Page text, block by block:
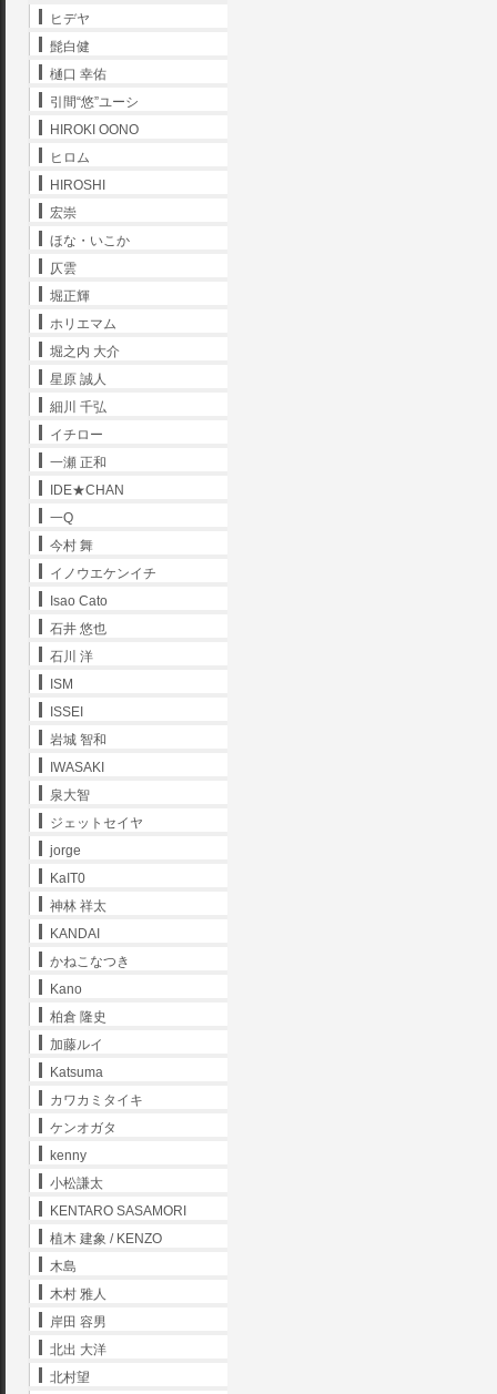
ヒデヤ
髭白健
樋口 幸佑
引間“悠”ユーシ
HIROKI OONO
ヒロム
HIROSHI
宏崇
ほな・いこか
仄雲
堀正輝
ホリエマム
堀之内 大介
星原 誠人
細川 千弘
イチロー
一瀬 正和
IDE★CHAN
一Q
今村 舞
イノウエケンイチ
Isao Cato
石井 悠也
石川 洋
ISM
ISSEI
岩城 智和
IWASAKI
泉大智
ジェットセイヤ
jorge
KaIT0
神林 祥太
KANDAI
かねこなつき
Kano
柏倉 隆史
加藤ルイ
Katsuma
カワカミタイキ
ケンオガタ
kenny
小松謙太
KENTARO SASAMORI
植木 建象 / KENZO
木島
木村 雅人
岸田 容男
北出 大洋
北村望